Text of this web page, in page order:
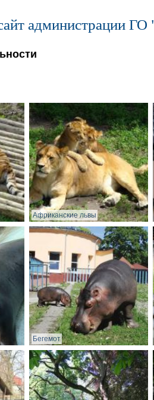
администрации ГО
Африканские львы
Бегемот